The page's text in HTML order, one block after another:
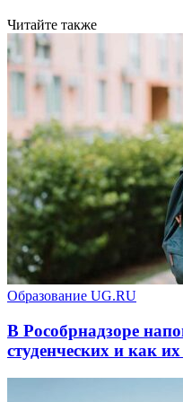
Читайте также
Образование UG.RU
В Рособрнадзоре
студенческих и как